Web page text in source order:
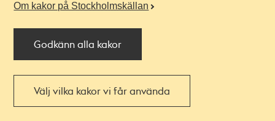
Om kakor på Stockholmskällan
Godkänn alla kakor
Välj vilka kakor vi får använda